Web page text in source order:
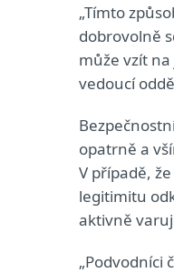
„Tímto
dobrovolně
může vzít
vedoucí
opatrně a
V případě,
legitimitu
aktivně
„Podvodníci